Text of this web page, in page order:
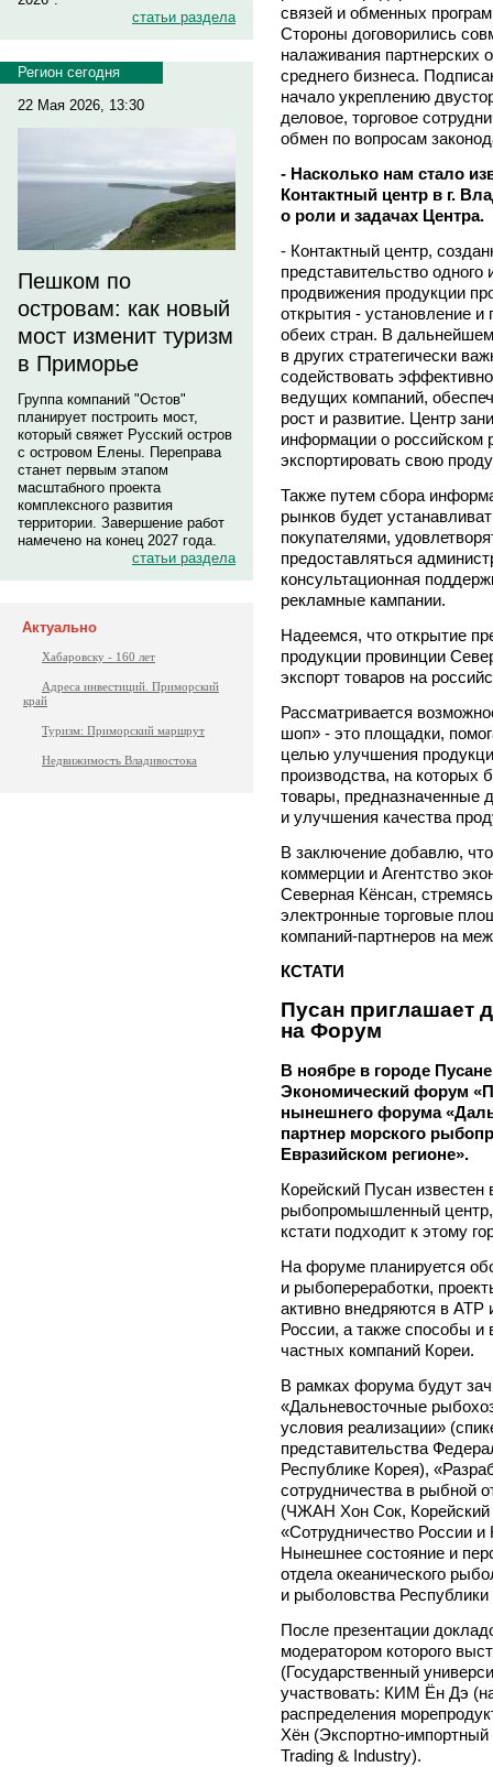
статьи раздела
Регион сегодня
22 Мая 2026, 13:30
Пешком по
островам: как новый
мост изменит туризм
в Приморье
Группа компаний "Остов"
планирует построить мост,
который свяжет Русский остров
с островом Елены. Переправа
станет первым этапом
масштабного проекта
комплексного развития
территории. Завершение работ
намечено на конец 2027 года.
статьи раздела
Актуально
Хабаровску - 160 лет
Адреса инвестиций. Приморский
край
Туризм: Приморский маршрут
Недвижимость Владивостока
связей и обменных
Стороны договорились
налаживания партнерских
среднего бизнеса.
начало укреплению
деловое, торговое
обмен по вопросам
- Насколько нам стало
Контактный центр в г.
о роли и задачах Центра.
- Контактный центр,
представительство
продвижения продукции
открытия - установление
обеих стран. В
в других стратегически
содействовать
ведущих компаний,
рост и развитие. Центр
информации о
экспортировать свою
Также путем сбора
рынков будет
покупателями,
предоставляться
консультационная
рекламные кампании.
Надеемся, что открытие
продукции провинции
экспорт товаров на
Рассматривается
шоп» - это площадки,
целью улучшения
производства, на которых
товары, предназначенные
и улучшения качества
В заключение добавлю,
коммерции и Агентство
Северная Кёнсан,
электронные торговые
компаний-партнеров на
КСТАТИ
Пусан приглашает
на Форум
В ноябре в городе
Экономический форум
нынешнего форума
партнер морского
Евразийском регионе».
Корейский Пусан известен
рыбопромышленный
кстати подходит к этому
На форуме планируется
и рыбопереработки,
активно внедряются в
России, а также способы и
частных компаний Кореи.
В рамках форума будут
«Дальневосточные
условия реализации»
представительства
Республике Корея),
сотрудничества в рыбной
(ЧЖАН Хон Сок, Корейский
«Сотрудничество России
Нынешнее состояние и
отдела океанического
и рыболовства Республики
После презентации
модератором которого
(Государственный
участвовать: КИМ Ён Дэ
распределения
Хён (Экспортно-
Trading & Industry).